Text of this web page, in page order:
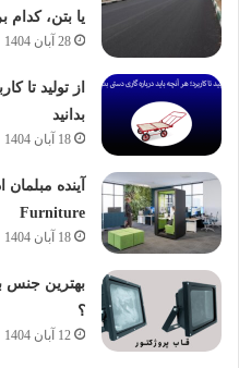
یا بتن،
28 آبان 1404
از تولید تا
بدانید
18 آبان 1404
Furniture
18 آبان 1404
بهترین جنس
؟
12 آبان 1404